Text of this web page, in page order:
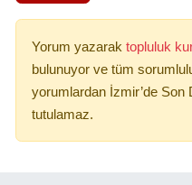
Yorum yazarak topluluk
bulunuyor ve tüm
yorumlardan İzmir’de
tutulamaz.